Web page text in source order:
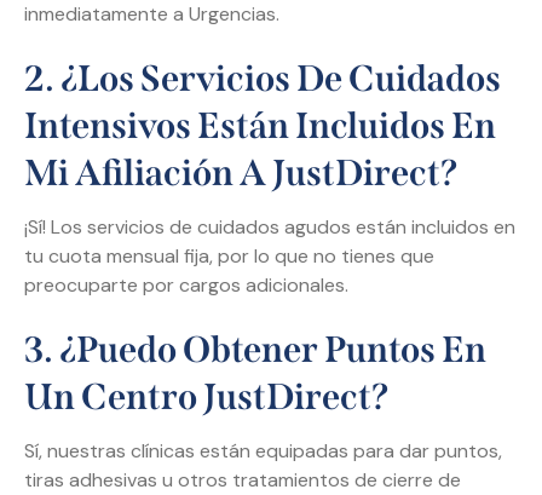
inmediatamente a Urgencias.
2. ¿Los Servicios De Cuidados
Intensivos Están Incluidos En
Mi Afiliación A JustDirect?
¡Sí! Los servicios de cuidados agudos están incluidos en
tu cuota mensual fija, por lo que no tienes que
preocuparte por cargos adicionales.
3. ¿Puedo Obtener Puntos En
Un Centro JustDirect?
Sí, nuestras clínicas están equipadas para dar puntos,
tiras adhesivas u otros tratamientos de cierre de